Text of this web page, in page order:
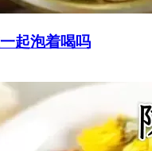
起泡着喝吗